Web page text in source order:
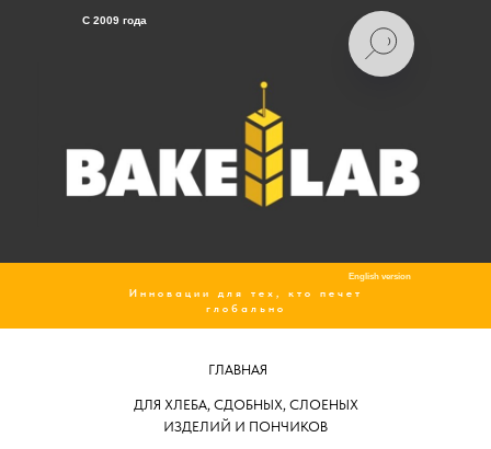
C 2009 года
Инновации для тех, кто печет
глобально
English version
ДЛЯ ХЛЕБА, СДОБНЫХ, СЛОЕНЫХ
ИЗДЕЛИЙ И ПОНЧИКОВ
ГЛАВНАЯ